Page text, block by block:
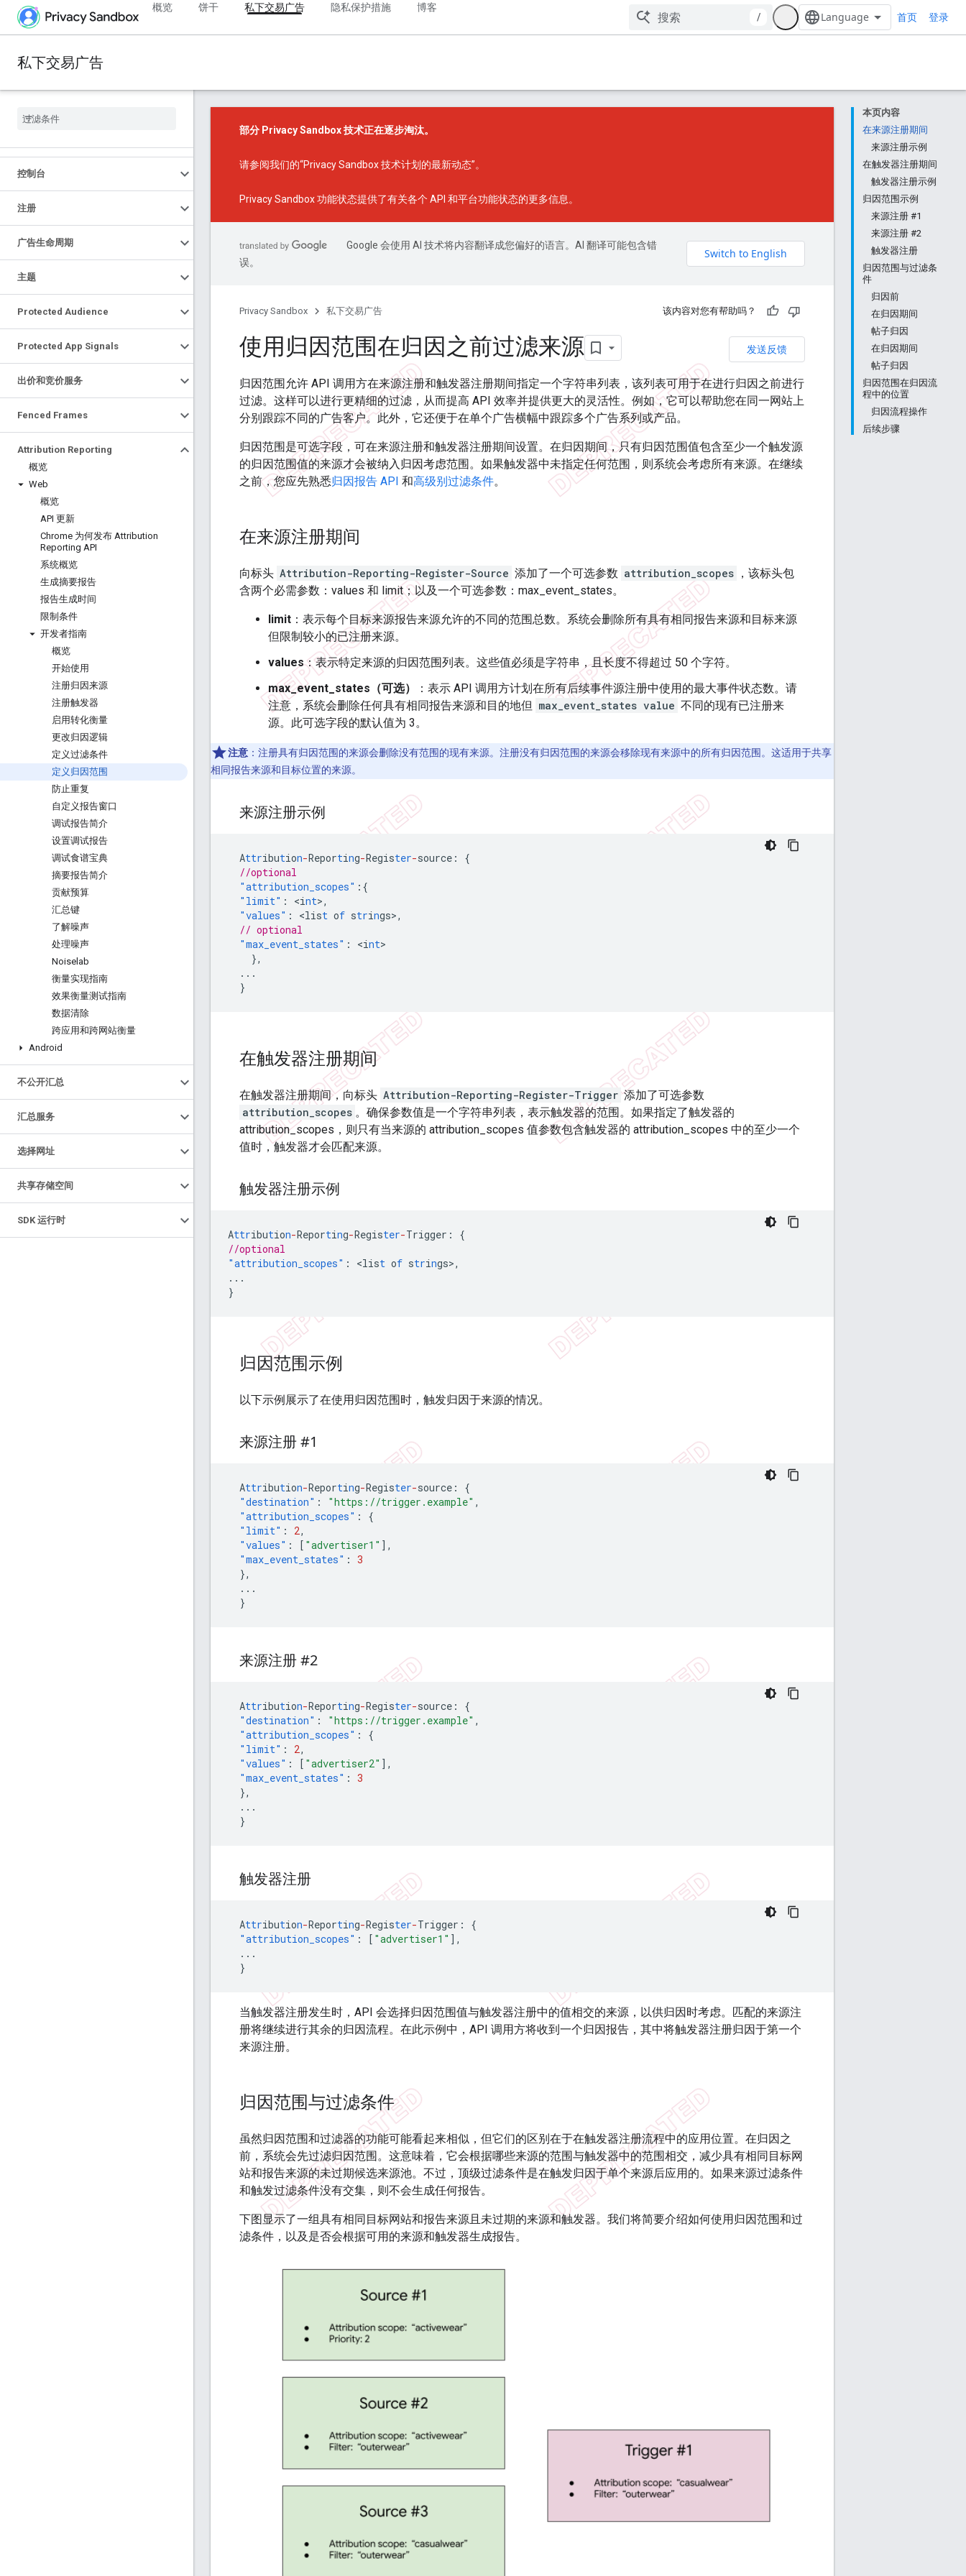
概览 饼干 私下交易广告 隐私保护措施 博客
/ 首页 登录
私下交易广告
控制台
注册
广告生命周期
主题
Protected Audience
Protected App Signals
出价和竞价服务
Fenced Frames
Attribution Reporting
概览
Web
概览
API 更新
Chrome 为何发布 Attribution
Reporting API
系统概览
生成摘要报告
报告生成时间
限制条件
开发者指南
概览
开始使用
注册归因来源
注册触发器
启用转化衡量
更改归因逻辑
定义过滤条件
定义归因范围
防止重复
自定义报告窗口
调试报告简介
设置调试报告
调试食谱宝典
摘要报告简介
贡献预算
汇总键
了解噪声
处理噪声
Noiselab
衡量实现指南
效果衡量测试指南
数据清除
跨应用和跨网站衡量
Android
不公开汇总
汇总服务
选择网址
共享存储空间
SDK 运行时
本页内容
在来源注册期间
来源注册示例
在触发器注册期间
触发器注册示例
归因范围示例
来源注册 #1
来源注册 #2
触发器注册
归因范围与过滤条
件
归因前
在归因期间
帖子归因
在归因期间
帖子归因
归因范围在归因流
程中的位置
归因流程操作
后续步骤
部分 Privacy Sandbox 技术正在逐步淘汰。
请参阅我们的“Privacy Sandbox 技术计划的最新动态”。
Privacy Sandbox 功能状态提供了有关各个 API 和平台功能状态的更多信息。
Google 会使用 AI 技术将内容翻译成您偏好的语言。AI 翻译可能包含错
误。
Privacy Sandbox 私下交易广告 该内容对您有帮助吗？
发送反馈
使用归因范围在归因之前过滤来源
归因范围允许 API 调用方在来源注册和触发器注册期间指定一个字符串列表，该列表可用于在进行归因之前进行
过滤。这样可以进行更精细的过滤，从而提高 API 效率并提供更大的灵活性。例如，它可以帮助您在同一网站上
分别跟踪不同的广告客户。此外，它还便于在单个广告横幅中跟踪多个广告系列或产品。
归因范围是可选字段，可在来源注册和触发器注册期间设置。在归因期间，只有归因范围值包含至少一个触发源
的归因范围值的来源才会被纳入归因考虑范围。如果触发器中未指定任何范围，则系统会考虑所有来源。在继续
之前，您应先熟悉归因报告 API 和高级别过滤条件。
在来源注册期间
向标头 Attribution-Reporting-Register-Source 添加了一个可选参数 attribution_scopes ，该标头包
含两个必需参数：values 和 limit；以及一个可选参数：max_event_states。
limit ：表示每个目标来源报告来源允许的不同的范围总数。系统会删除所有具有相同报告来源和目标来源
但限制较小的已注册来源。
values：表示特定来源的归因范围列表。这些值必须是字符串，且长度不得超过 50 个字符。
max_event_states（可选）
：表示 API 调用方计划在所有后续事件源注册中使用的最大事件状态数。请
注意，系统会删除任何具有相同报告来源和目的地但 max_event_states value 不同的现有已注册来
源。此可选字段的默认值为 3。
注意 ：注册具有归因范围的来源会删除没有范围的现有来源。注册没有归因范围的来源会移除现有来源中的所有归因范围。这适用于共享
相同报告来源和目标位置的来源。
来源注册示例
Attribution-Reporting-Register-source :
{
//optional
"attribution_scopes" :{
"limit" : <int>,
"values" : <list of strings>,
// optional
"max_event_states" : <int
},
...
}
在触发器注册期间
在触发器注册期间，向标头 Attribution-Reporting-Register-Trigger 添加了可选参数
attribution_scopes 。确保参数值是一个字符串列表，表示触发器的范围。如果指定了触发器的
attribution_scopes，则只有当来源的 attribution_scopes 值参数包含触发器的 attribution_scopes 中的至少一个
值时，触发器才会匹配来源。
触发器注册示例
Attribution-Reporting-Register-Trigger :
{
//optional
"attribution_scopes" : <list of strings>,
...
}
归因范围示例
以下示例展示了在使用归因范围时，触发归因于来源的情况。
来源注册 #1
Attribution-Reporting-Register-source :
{
"destination" : "https://trigger.example" ,
"attribution_scopes" :
{
"limit" : 2,
"values" : [ "advertiser1" ],
"max_event_states" : 3
},
...
}
来源注册 #2
Attribution-Reporting-Register-source :
{
"destination" : "https://trigger.example" ,
"attribution_scopes" :
{
"limit" : 2,
"values" : [ "advertiser2" ],
"max_event_states" : 3
},
...
}
触发器注册
Attribution-Reporting-Register-Trigger :
{
"attribution_scopes" : [ "advertiser1" ],
...
}
当触发器注册发生时，API 会选择归因范围值与触发器注册中的值相交的来源，以供归因时考虑。匹配的来源注
册将继续进行其余的归因流程。在此示例中，API 调用方将收到一个归因报告，其中将触发器注册归因于第一个
来源注册。
归因范围与过滤条件
虽然归因范围和过滤器的功能可能看起来相似，但它们的区别在于在触发器注册流程中的应用位置。在归因之
前，系统会先过滤归因范围。这意味着，它会根据哪些来源的范围与触发器中的范围相交，减少具有相同目标网
站和报告来源的未过期候选来源池。不过，顶级过滤条件是在触发归因于单个来源后应用的。如果来源过滤条件
和触发过滤条件没有交集，则不会生成任何报告。
下图显示了一组具有相同目标网站和报告来源且未过期的来源和触发器。我们将简要介绍如何使用归因范围和过
滤条件，以及是否会根据可用的来源和触发器生成报告。